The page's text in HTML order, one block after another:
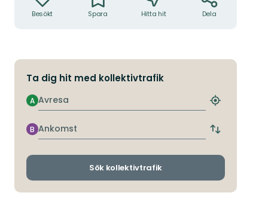
Besökt Spara Hitta hit Dela
Ta dig hit med kollektivtrafik
Avresa
A
Hitta
hållplats
Ankomst
B
Byt
och
Sök kollektivtrafik